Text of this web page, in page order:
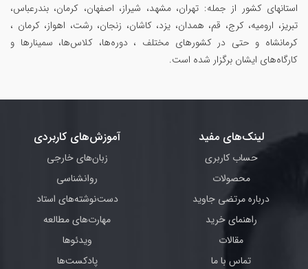
استانهای کشور از جمله: تهران، مشهد، شیراز، اصفهان، کرمان، بندرعباس،
تبریز، ارومیه، کرج، قم، همدان، یزد، کاشان، زنجان، رشت، اهواز، کرمان ،
کرمانشاه و حتی در کشورهای مختلف ، دوره‌ها، کلاس‌ها، سمینار‌ها و
کارگاه‌های ایشان برگزار شده است.
لینک‌های مفید
حساب کاربری
محصولات
درباره مرتضی جاوید
راهنمای خرید
مقالات
تماس با ما
آموزش‌های کاربردی
زبان‌های خارجی
روانشناسی
دست‌نوشته‌های استاد
مهارت‌های مطالعه
ویدئوها
پادکست‌ها